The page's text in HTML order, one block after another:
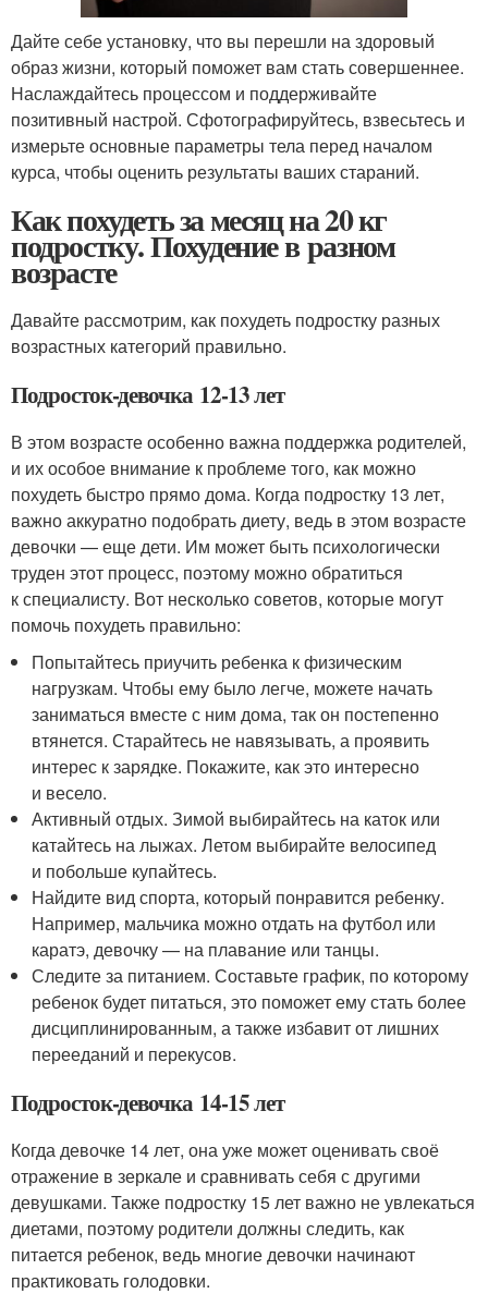
Дайте себе установку, что вы перешли на здоровый
образ жизни, который поможет вам стать совершеннее.
Наслаждайтесь процессом и поддерживайте
позитивный настрой. Сфотографируйтесь, взвесьтесь и
измерьте основные параметры тела перед началом
курса, чтобы оценить результаты ваших стараний.
Как похудеть за месяц на 20 кг
подростку. Похудение в разном
возрасте
Давайте рассмотрим, как похудеть подростку разных
возрастных категорий правильно.
Подросток-девочка 12-13 лет
В этом возрасте особенно важна поддержка родителей,
и их особое внимание к проблеме того, как можно
похудеть быстро прямо дома. Когда подростку 13 лет,
важно аккуратно подобрать диету, ведь в этом возрасте
девочки — еще дети. Им может быть психологически
труден этот процесс, поэтому можно обратиться
к специалисту. Вот несколько советов, которые могут
помочь похудеть правильно:
Попытайтесь приучить ребенка к физическим
нагрузкам. Чтобы ему было легче, можете начать
заниматься вместе с ним дома, так он постепенно
втянется. Старайтесь не навязывать, а проявить
интерес к зарядке. Покажите, как это интересно
и весело.
Активный отдых. Зимой выбирайтесь на каток или
катайтесь на лыжах. Летом выбирайте велосипед
и побольше купайтесь.
Найдите вид спорта, который понравится ребенку.
Например, мальчика можно отдать на футбол или
каратэ, девочку — на плавание или танцы.
Следите за питанием. Составьте график, по которому
ребенок будет питаться, это поможет ему стать более
дисциплинированным, а также избавит от лишних
перееданий и перекусов.
Подросток-девочка 14-15 лет
Когда девочке 14 лет, она уже может оценивать своё
отражение в зеркале и сравнивать себя с другими
девушками. Также подростку 15 лет важно не увлекаться
диетами, поэтому родители должны следить, как
питается ребенок, ведь многие девочки начинают
практиковать голодовки.